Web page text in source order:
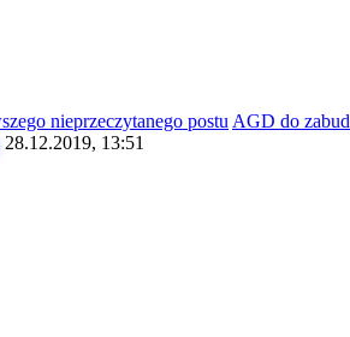
AGD do
28.12.2019, 13:51